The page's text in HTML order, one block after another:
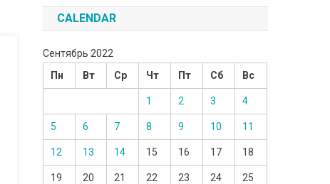
CALENDAR
Сентябрь 2022
Пн
Вт Ср Чт Пт Сб Вс
1 2 3 4
5 6 7 8 9 10 11
12 13 14 15 16 17 18
19 20 21 22 23 24 25